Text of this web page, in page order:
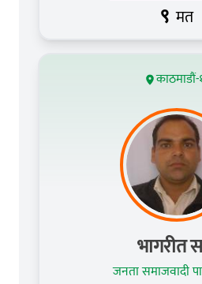
९ मत
भागरीत
जनता समाजवादी